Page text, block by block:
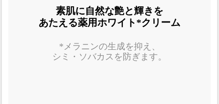
素肌に自然な艶と輝きを
あたえる薬用ホワイト*クリーム
*メラニンの生成を抑え、
シミ・ソバカスを防ぎます。